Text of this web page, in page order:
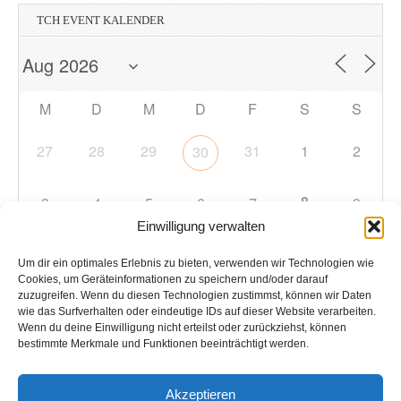
Einwilligung verwalten
Um dir ein optimales Erlebnis zu bieten, verwenden wir Technologien wie
Cookies, um Geräteinformationen zu speichern und/oder darauf
zuzugreifen. Wenn du diesen Technologien zustimmst, können wir Daten
wie das Surfverhalten oder eindeutige IDs auf dieser Website verarbeiten.
Wenn du deine Einwilligung nicht erteilst oder zurückziehst, können
bestimmte Merkmale und Funktionen beeinträchtigt werden.
Akzeptieren
TCH EVENT KALENDER
M D M D F S S
27 28 29 30 31 1 2
3 4 5 6 7 8 9
10 11 12 13 14 15
17 18 19 20 21 22 23